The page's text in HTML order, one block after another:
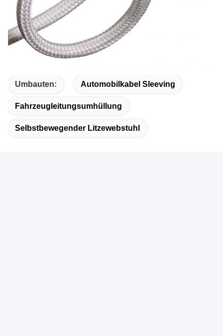
Umbauten: Automobilkabel Sleeving
Fahrzeugleitungsumhüllung
Selbstbewegender Litzewebstuhl